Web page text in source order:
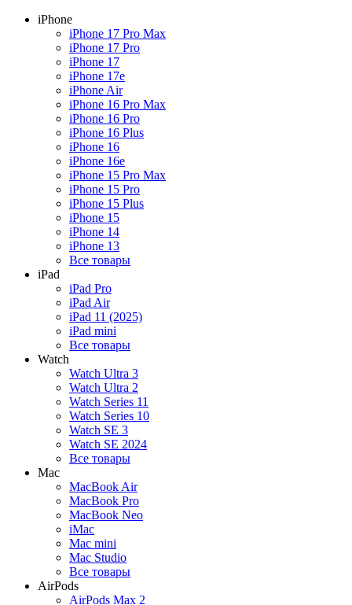
iPhone
iPhone 17 Pro Max
iPhone 17 Pro
iPhone 17
iPhone 17e
iPhone Air
iPhone 16 Pro Max
iPhone 16 Pro
iPhone 16 Plus
iPhone 16
iPhone 16e
iPhone 15 Pro Max
iPhone 15 Pro
iPhone 15 Plus
iPhone 15
iPhone 14
iPhone 13
Все товары
iPad
iPad Pro
iPad Air
iPad 11 (2025)
iPad mini
Все товары
Watch
Watch Ultra 3
Watch Ultra 2
Watch Series 11
Watch Series 10
Watch SE 3
Watch SE 2024
Все товары
Mac
MacBook Air
MacBook Pro
MacBook Neo
iMac
Mac mini
Mac Studio
Все товары
AirPods
AirPods Max 2